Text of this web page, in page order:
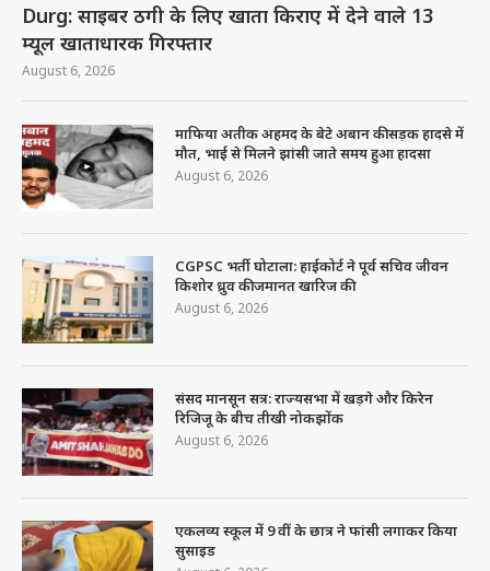
Durg: साइबर ठगी के लिए खाता किराए में देने वाले 13
म्यूल खाताधारक गिरफ्तार
August 6, 2026
माफिया अतीक अहमद के बेटे अबान की सड़क हादसे में
मौत, भाई से मिलने झांसी जाते समय हुआ हादसा
August 6, 2026
CGPSC भर्ती घोटाला: हाईकोर्ट ने पूर्व सचिव जीवन
किशोर ध्रुव की जमानत खारिज की
August 6, 2026
संसद मानसून सत्र: राज्यसभा में खड़गे और किरेन
रिजिजू के बीच तीखी नोकझोंक
August 6, 2026
एकलव्य स्कूल में 9 वीं के छात्र ने फांसी लगाकर किया
सुसाइड